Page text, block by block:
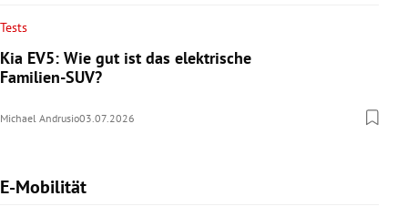
Tests
Kia EV5: Wie gut ist das elektrische
Familien-SUV?
Michael Andrusio03.07.2026
E-Mobilität